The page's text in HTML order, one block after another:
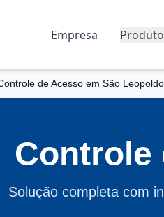
Empresa
de Acesso em São Leopoldo
Controle
Solução completa com